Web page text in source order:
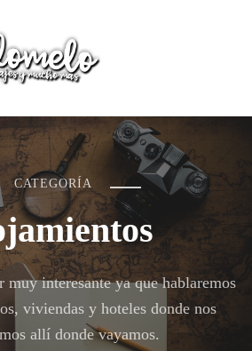
en tu próximo viaje
CATEGORÍA
muy interesante ya que hablaremos
viviendas y hoteles donde nos
allí donde vayamos.